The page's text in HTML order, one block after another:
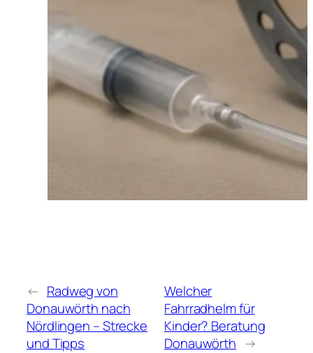
← Radweg von
Donauwörth nach
Nördlingen – Strecke
und Tipps
Welcher
Fahrradhelm für
Kinder? Beratung
Donauwörth →